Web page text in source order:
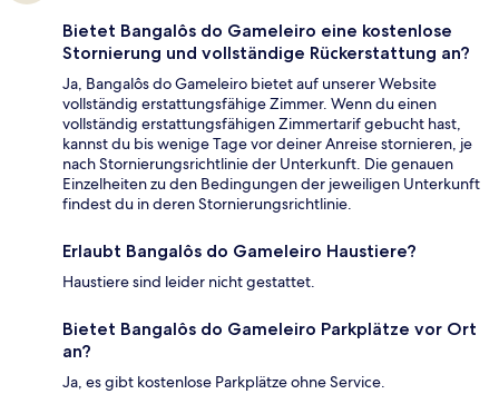
Bietet Bangalôs do Gameleiro eine kostenlose
Stornierung und vollständige Rückerstattung an?
Ja, Bangalôs do Gameleiro bietet auf unserer Website
vollständig erstattungsfähige Zimmer. Wenn du einen
vollständig erstattungsfähigen Zimmertarif gebucht hast,
kannst du bis wenige Tage vor deiner Anreise stornieren, je
nach Stornierungsrichtlinie der Unterkunft. Die genauen
Einzelheiten zu den Bedingungen der jeweiligen Unterkunft
findest du in deren Stornierungsrichtlinie.
Erlaubt Bangalôs do Gameleiro Haustiere?
Haustiere sind leider nicht gestattet.
Bietet Bangalôs do Gameleiro Parkplätze vor Ort
an?
Ja, es gibt kostenlose Parkplätze ohne Service.